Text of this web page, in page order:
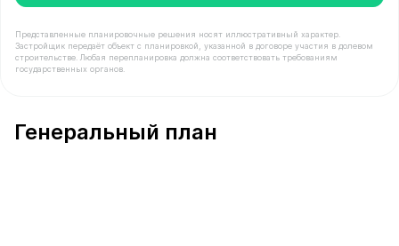
Представленные планировочные решения носят иллюстративный характер.
Застройщик передаёт объект с планировкой, указанной в договоре участия в долевом
строительстве. Любая перепланировка должна соответствовать требованиям
государственных органов.
Генеральный план